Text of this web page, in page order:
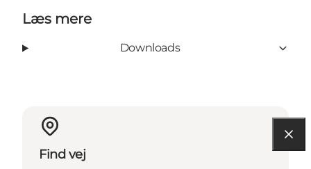
Læs mere
Downloads
Find vej